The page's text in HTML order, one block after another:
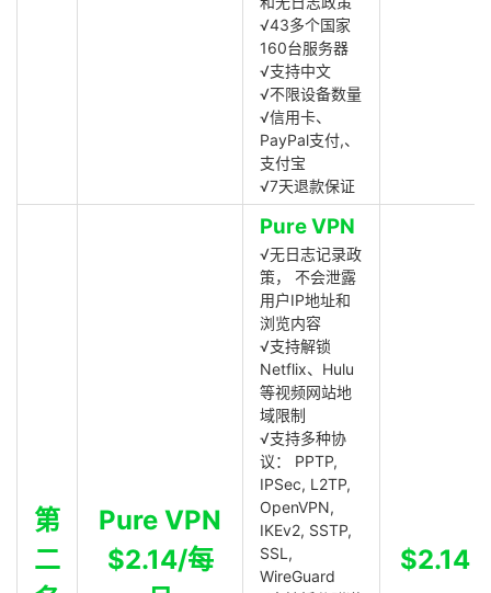
√43多个国家
160台服务器
√支持中文
√不限设备数量
√信用卡、
PayPal支付,、
支付宝
√7天退款保证
第
二
Pure VPN
$2.14/每
Pure VPN
√无日志记录政
策， 不会泄露
用户IP地址和
浏览内容
√支持解锁
Netflix、Hulu
等视频网站地
域限制
√支持多种协
议： PPTP,
IPSec, L2TP,
OpenVPN,
IKEv2, SSTP,
SSL,
WireGuard
$2.14